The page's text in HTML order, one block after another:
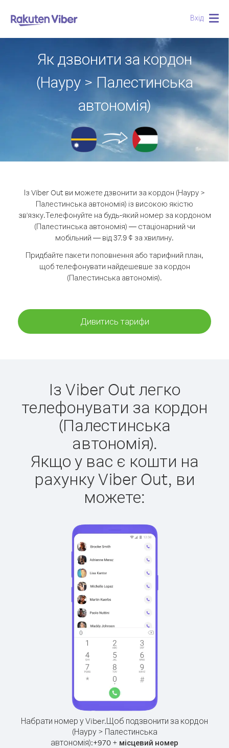
Вхід
Як дзвонити за кордон
(Науру > Палестинська
автономія)
Із Viber Out ви можете дзвонити за кордон (Науру >
Палестинська автономія) із високою якістю
зв'язку.Телефонуйте на будь-який номер за кордоном
(Палестинська автономія) — стаціонарний чи
мобільний — від 37.9 ¢ за хвилину.
Придбайте пакети поповнення або тарифний план,
щоб телефонувати найдешевше за кордон
(Палестинська автономія).
Дивитись тарифи
Із Viber Out легко
телефонувати за кордон
(Палестинська
автономія).
Якщо у вас є кошти на
рахунку Viber Out, ви
можете:
Набрати номер у Viber.Щоб подзвонити за кордон
(Науру > Палестинська
автономія):+970 + місцевий номер